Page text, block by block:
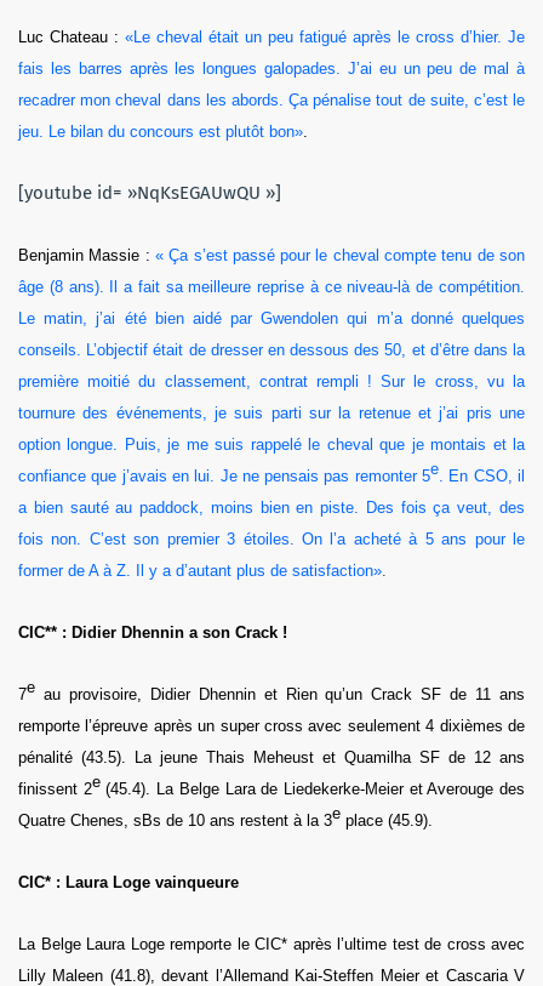
Luc Chateau : «Le cheval était un peu fatigué après le cross d’hier. Je
fais les barres après les longues galopades. J’ai eu un peu de mal à
recadrer mon cheval dans les abords. Ça pénalise tout de suite, c’est le
jeu. Le bilan du concours est plutôt bon»
[youtube id= »NqKsEGAUwQU »]
Benjamin Massie : « Ça s’est passé pour le cheval compte tenu de son
âge (8 ans). Il a fait sa meilleure reprise à ce niveau-là de compétition.
Le matin, j’ai été bien aidé par Gwendolen qui m’a donné quelques
conseils. L’objectif était de dresser en dessous des 50, et d’être dans la
première moitié du classement, contrat rempli ! Sur le cross, vu la
tournure des événements, je suis parti sur la retenue et j’ai pris une
option longue. Puis, je me suis rappelé le cheval que je montais et la
confiance que j’avais en lui. Je ne pensais pas remonter 5e En CSO, il
a bien sauté au paddock, moins bien en piste. Des fois ça veut, des
fois non. C’est son premier 3 étoiles. On l’a acheté à 5 ans pour le
former de A à Z. Il y a d’autant plus de satisfaction»
CIC** : Didier Dhennin a son Crack !
7e au provisoire, Didier Dhennin et Rien qu’un Crack SF de 11 ans
remporte l’épreuve après un super cross avec seulement 4 dixièmes de
pénalité (43.5). La jeune Thais Meheust et Quamilha SF de 12 ans
finissent 2e (45.4). La Belge Lara de Liedekerke-Meier et Averouge des
Quatre Chenes, sBs de 10 ans restent à la 3e place (45.9).
CIC* : Laura Loge vainqueure
La Belge Laura Loge remporte le CIC* après l’ultime test de cross avec
Lilly Maleen (41.8), devant l’Allemand Kai-Steffen Meier et Cascaria V